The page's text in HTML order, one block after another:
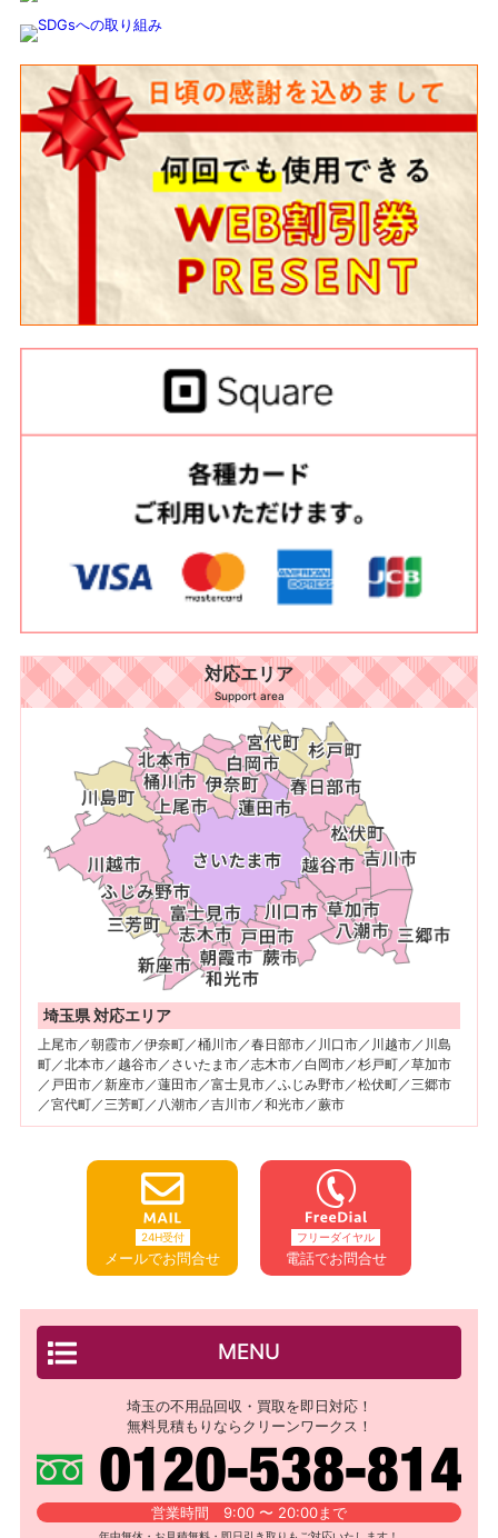
対応エリア
Support area
埼玉県 対応エリア
上尾市／朝霞市／伊奈町／桶川市／春日部市／川口市／川越市／川島
町／北本市／越谷市／さいたま市／志木市／白岡市／杉戸町／草加市
／戸田市／新座市／蓮田市／富士見市／ふじみ野市／松伏町／三郷市
／宮代町／三芳町／八潮市／吉川市／和光市／蕨市
24H受付
メールでお問合せ
フリーダイヤル
電話でお問合せ
MENU
埼玉の不用品回収・買取を即日対応！
無料見積もりならクリーンワークス！
営業時間 9:00 〜 20:00まで
年中無休・お見積無料・即日引き取りもご対応いたします！